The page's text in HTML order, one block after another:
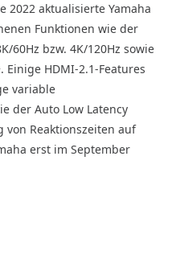
2022 aktualisierte Yamaha
Funktionen wie der
60Hz bzw. 4K/120Hz sowie
Einige HDMI-2.1-Features
variable
der Auto Low Latency
von Reaktionszeiten auf
erst im September